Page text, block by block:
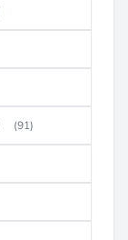
(91)